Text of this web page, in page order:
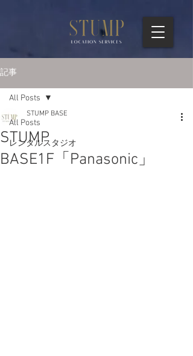
記事
All Posts
レンタルスタジオ
All Posts
STUMP
BASE1F「Panasonic」
STUMP BASE